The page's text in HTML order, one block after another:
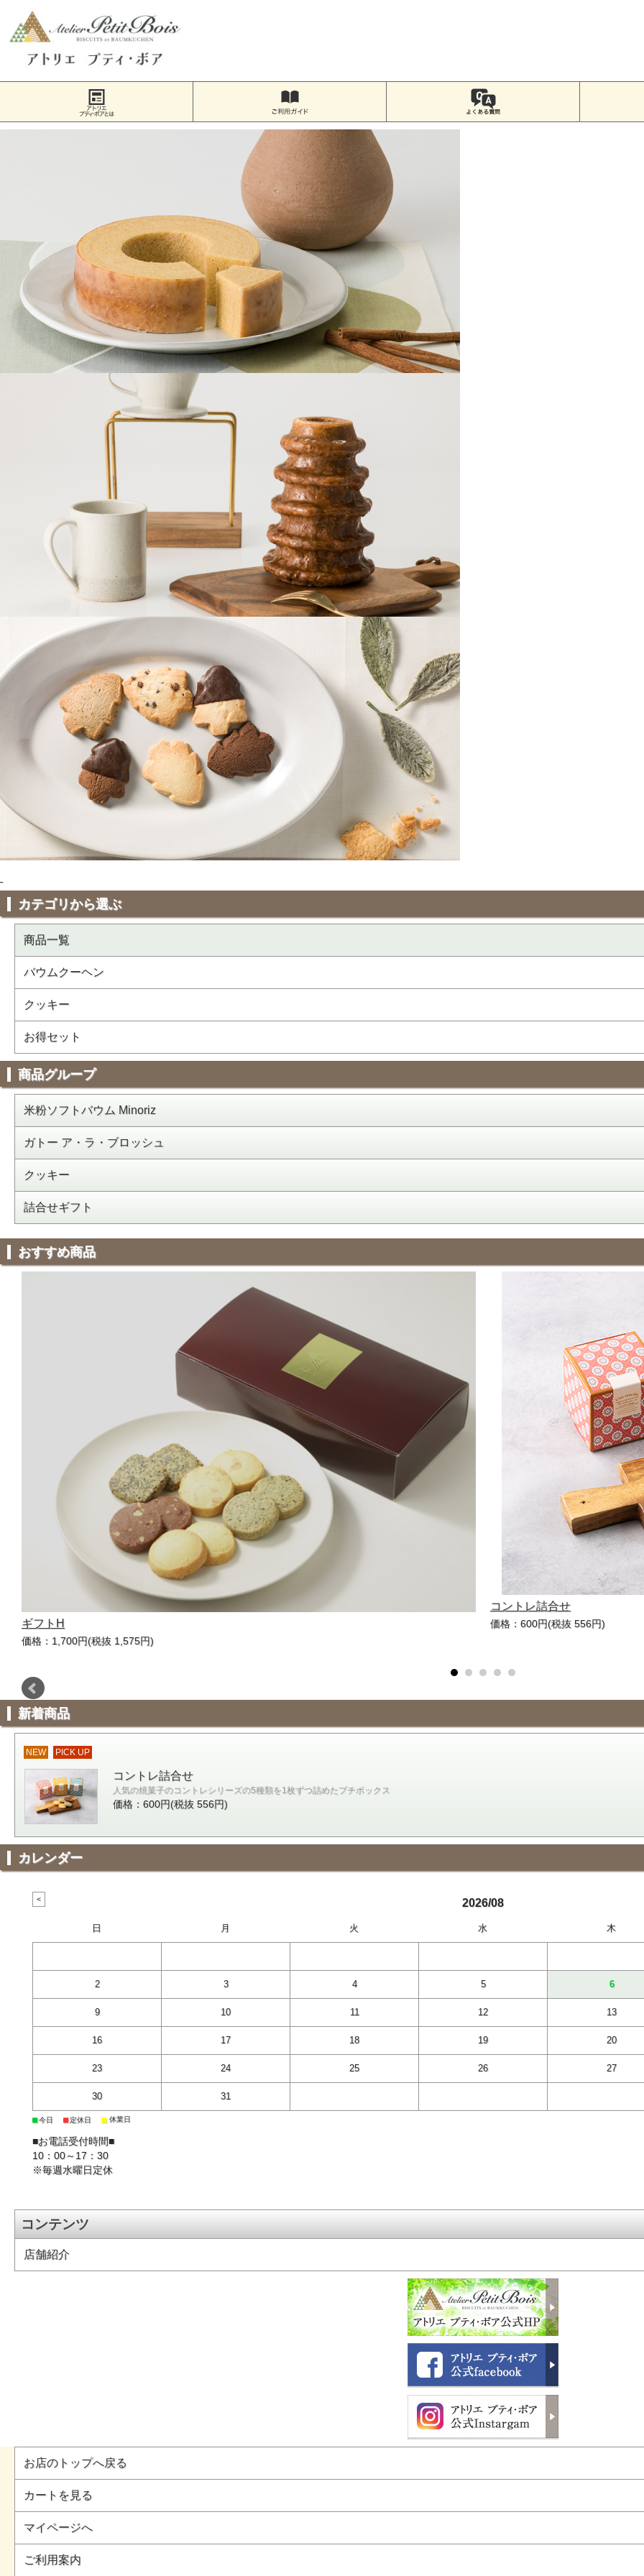
カテゴリから選ぶ
商品一覧
バウムクーヘン
クッキー
お得セット
商品グループ
米粉ソフトバウム Minoriz
ガトー ア・ラ・ブロッシュ
クッキー
詰合せギフト
おすすめ商品
ギフトH
価格：1,700円(税抜 1,575円)
コントレ詰合せ
価格：600円(税抜 556円)
新着商品
NEW PICK UP
コントレ詰合せ
人気の焼菓子のコントレシリーズの5種類を1枚ずつ詰めたプチボックス
価格：600円(税抜 556円)
カレンダー
2026/08
日 月 火 水 木
2 3 4 5 6
9 10 11 12 13
16 17 18 19 20
23 24 25 26 27
30 31
■今日 ■定休日 ■ 休業日
■お電話受付時間■
10：00～17：30
※毎週水曜日定休
コンテンツ
店舗紹介
お店のトップへ戻る
カートを見る
マイページへ
ご利用案内